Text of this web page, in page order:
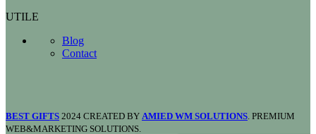
UTILE
Blog
Contact
BEST GIFTS 2024 CREATED BY AMIED WM SOLUTIONS. PREMIUM
WEB&MARKETING SOLUTIONS.